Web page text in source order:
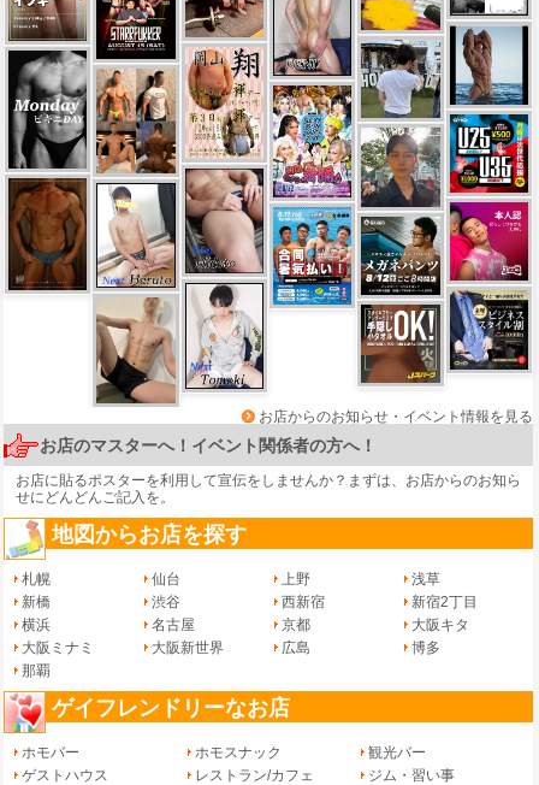
お店からのお知らせ・イベント情報を見る
お店のマスターへ！イベント関係者の方へ！
お店に貼るポスターを利用して宣伝をしませんか？まずは、 お店からのお知ら
せにどんどんご記入を。
地図からお店を探す
札幌 仙台 上野
浅草
新橋
渋谷 西新宿
新宿2丁目
横浜
名古屋 京都
大阪キタ
大阪ミナミ
大阪新世界 広島
博多
那覇
ゲイフレンドリーなお店
ホモバー ホモスナック
観光バー
ゲストハウス
レストラン/カフェ
ジム・習い事